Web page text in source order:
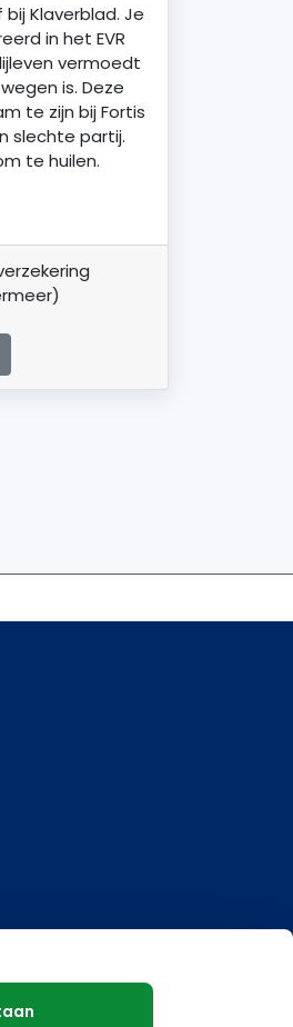
Klaverblad. Je
in het EVR
vermoedt
is. Deze
te zijn bij Fortis
slechte partij.
te huilen.